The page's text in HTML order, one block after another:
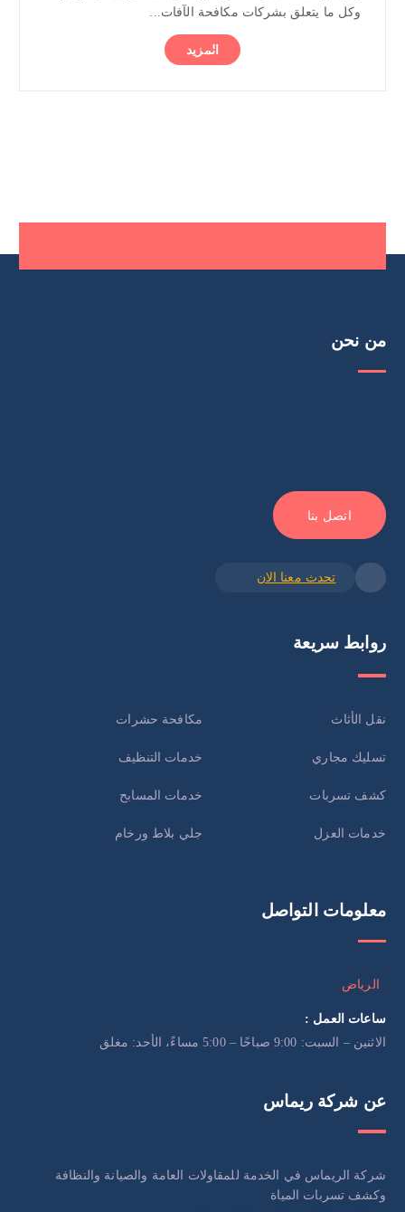
وكل ما يتعلق بشركات مكافحة الآفات...
المزيد
من نحن
اتصل بنا
تحدث معنا الان
روابط سريعة
نقل الأثاث مكافحة حشرات
تسليك مجاري خدمات التنظيف
كشف تسربات خدمات المسابح
خدمات العزل جلي بلاط ورخام
معلومات التواصل
الرياض
ساعات العمل :
الاثنين – السبت: 9:00 صباحًا – 5:00 مساءً، الأحد: مغلق
عن شركة ريماس
شركة الريماس في الخدمة للمقاولات العامة والصيانة والنظافة
وكشف تسربات المياة